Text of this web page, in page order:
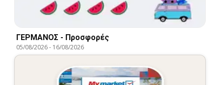
ΓΕΡΜΑΝΟΣ - Προσφορές
05/08/2026- 16/08/2026